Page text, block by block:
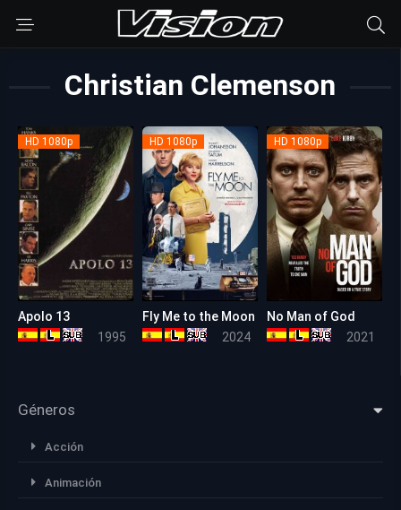
Christian Clemenson
HD 1080p
Apolo 13
1995
HD 1080p
Fly Me to the Moon
2024
HD 1080p
No Man of God
2021
Géneros
Acción
Animación